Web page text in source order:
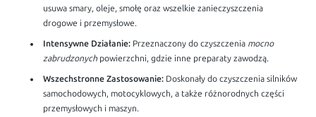
usuwa smary, oleje, smołę oraz wszelkie zanieczyszczenia
drogowe i przemysłowe.
Intensywne Działanie: Przeznaczony do czyszczenia mocno
zabrudzonych powierzchni, gdzie inne preparaty zawodzą.
Wszechstronne Zastosowanie: Doskonały do czyszczenia silników
samochodowych, motocyklowych, a także różnorodnych części
przemysłowych i maszyn.